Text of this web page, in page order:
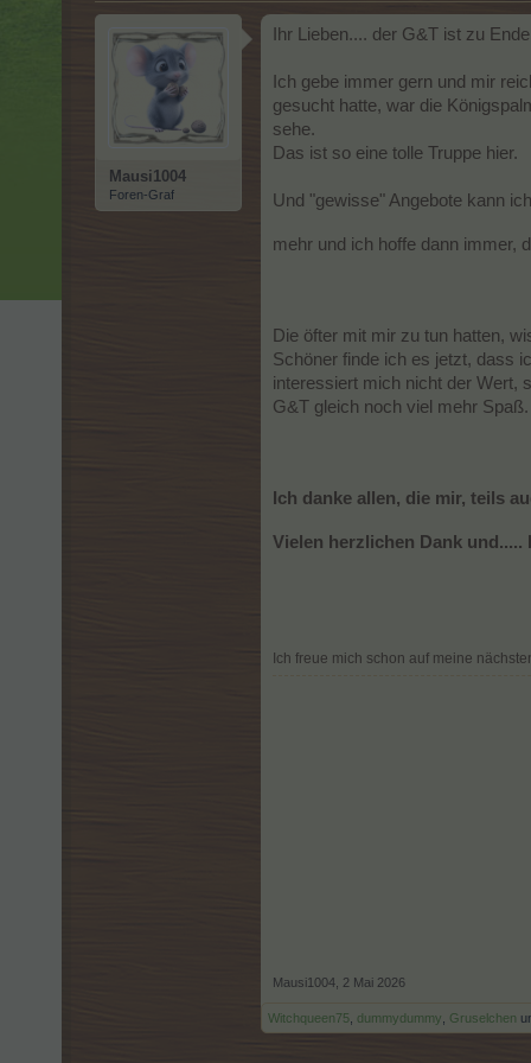
Mausi1004
Foren-Graf
Ihr Lieben.... der G&T ist zu
Ich gebe immer gern und mir
gesucht hatte, war die
sehe.
Das ist so eine tolle Truppe hier.
Und "gewisse" Angebote kann
mehr und ich hoffe dann immer,
Die öfter mit mir zu tun hatten,
Schöner finde ich es jetzt, dass
interessiert mich nicht der Wert,
G&T gleich noch viel mehr
Ich danke allen, die mir, teils
Vielen herzlichen Dank
Ich freue mich schon auf meine
Mausi1004 2 Mai 2026
Witchqueen75 dummydummy Gruselchen